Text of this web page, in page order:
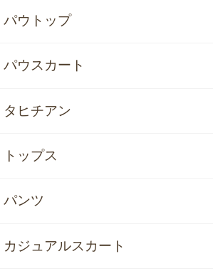
パウトップ
パウスカート
タヒチアン
トップス
パンツ
カジュアルスカート